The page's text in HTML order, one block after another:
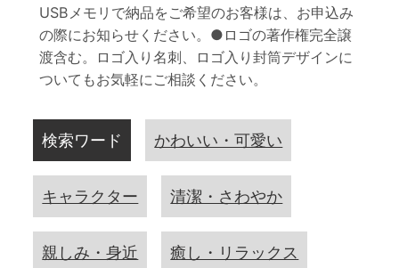
USBメモリで納品をご希望のお客様は、お申込み
の際にお知らせください。●ロゴの著作権完全譲
渡含む。ロゴ入り名刺、ロゴ入り封筒デザインに
ついてもお気軽にご相談ください。
検索ワード かわいい・可愛い
キャラクター 清潔・さわやか
親しみ・身近 癒し・リラックス